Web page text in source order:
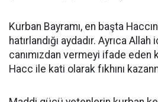
Kurban Bayramı, en başta
hatırlandığı aydadır. Ayrıca Allah
canımızdan vermeyi ifade
Hacc ile kati olarak fıkhını